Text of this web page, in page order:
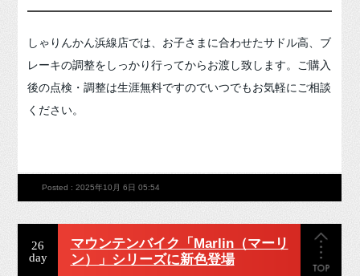
しゃりんかん浜線店では、お子さまに合わせたサドル高、ブ
レーキの調整をしっかり行ってからお渡し致します。ご購入
後の点検・調整は生涯無料ですのでいつでもお気軽にご相談
ください。
Posted : 2025年10月 6日 05:54
26
day
マウンテンバイク「Marlin（マーリ
ン）」シリーズに新色登場